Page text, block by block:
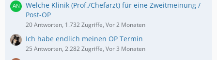
Welche Klinik (Prof./Chefarzt) für eine Zweitmeinung /
Post-OP
20 Antworten, 1.732 Zugriffe, Vor 2 Monaten
Ich habe endlich meinen OP Termin
25 Antworten, 2.282 Zugriffe, Vor 3 Monaten